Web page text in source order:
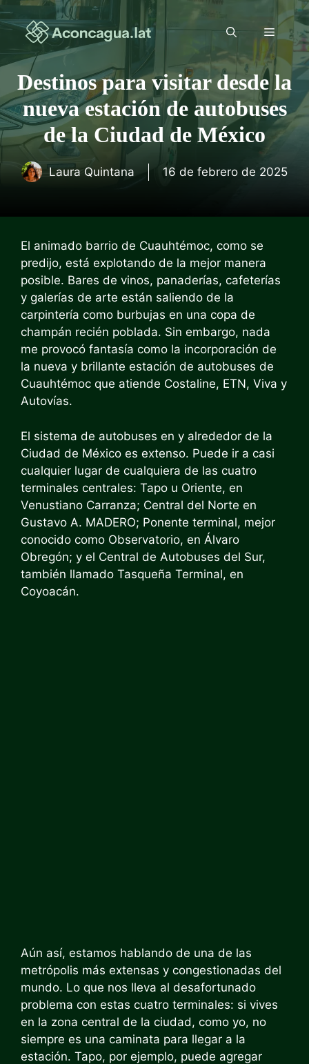
Saltar
al
contenido
Menú
Destinos para visitar desde la
nueva estación de autobuses
de la Ciudad de México
Laura Quintana 16 de febrero de 2025
El animado barrio de Cuauhtémoc, como se
predijo, está explotando de la mejor manera
posible. Bares de vinos, panaderías, cafeterías
y galerías de arte están saliendo de la
carpintería como burbujas en una copa de
champán recién poblada. Sin embargo, nada
me provocó fantasía como la incorporación de
la nueva y brillante estación de autobuses de
Cuauhtémoc que atiende Costaline, ETN, Viva y
Autovías.
El sistema de autobuses en y alrededor de la
Ciudad de México es extenso. Puede ir a casi
cualquier lugar de cualquiera de las cuatro
terminales centrales: Tapo u Oriente, en
Venustiano Carranza; Central del Norte en
Gustavo A. MADERO; Ponente terminal, mejor
conocido como Observatorio, en Álvaro
Obregón; y el Central de Autobuses del Sur,
también llamado Tasqueña Terminal, en
Coyoacán.
Aún así, estamos hablando de una de las
metrópolis más extensas y congestionadas del
mundo. Lo que nos lleva al desafortunado
problema con estas cuatro terminales: si vives
en la zona central de la ciudad, como yo, no
siempre es una caminata para llegar a la
estación. Tapo, por ejemplo, puede agregar